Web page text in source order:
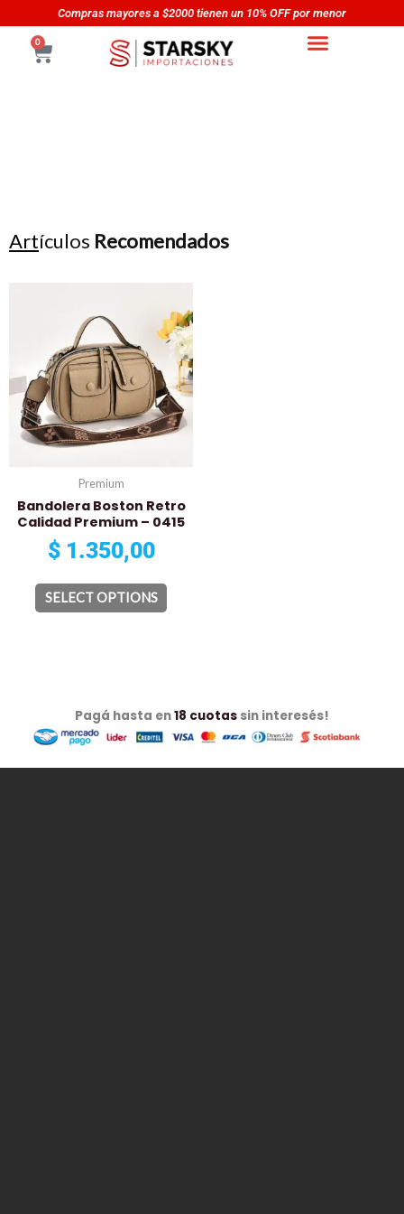
to
content
Compras mayores a $2000 tienen un 10% OFF por menor
0
CART
Artículos Recomendados
Premium
Bandolera Boston Retro
Calidad Premium – 0415
$1.350,00
SELECT OPTIONS
product
has
multiple
variants.
The
options
may
chosen
on
the
product
page
Pagá hasta en18 cuotas sin interesés!